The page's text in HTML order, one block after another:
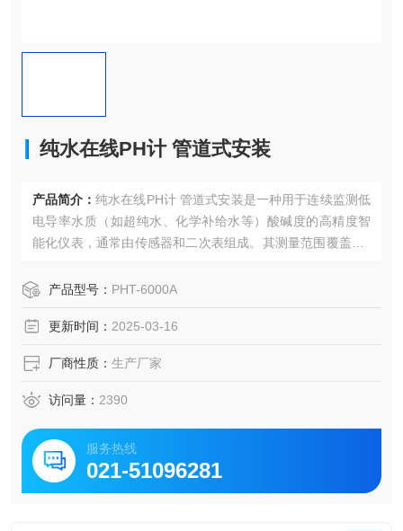
纯水在线PH计 管道式安装
产品简介： 纯水在线PH计 管道式安装是一种用于连续监测低
电导率水质（如超纯水、化学补给水等）酸碱度的高精度智
能化仪表，通常由传感器和二次表组成。其测量范围覆盖0-1
基准折算功能）以提升测量准确性。适用于电力、制药、化
产品型号： PHT-6000A
更新时间： 2025-03-16
厂商性质： 生产厂家
访问量： 2390
服务热线
021-51096281